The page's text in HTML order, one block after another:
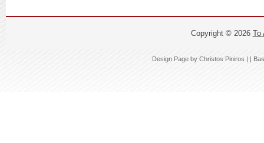
Copyright © 2026 Το
Design Page by Christos Piniros | |